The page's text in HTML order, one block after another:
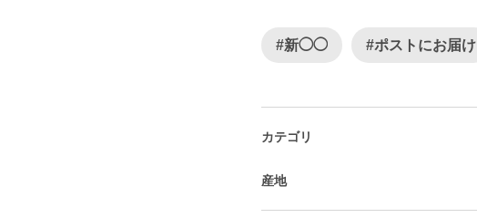
#新◯◯ #ポストにお届け
カテゴリ
産地